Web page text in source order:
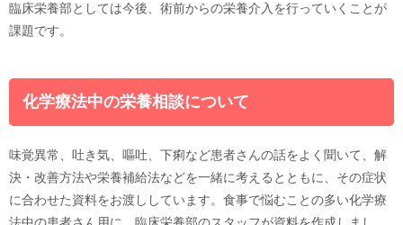
臨床栄養部としては今後、術前からの栄養介入を行っていくことが
課題です。
化学療法中の栄養相談について
味覚異常、吐き気、嘔吐、下痢など患者さんの話をよく聞いて、解
決・改善方法や栄養補給法などを一緒に考えるとともに、その症状
に合わせた資料をお渡ししています。食事で悩むことの多い化学療